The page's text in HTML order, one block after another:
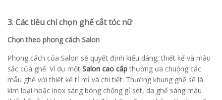
3. Các tiêu chí chọn ghế cắt tóc nữ
Chọn theo phong cách Salon
Phong cách của Salon sẽ quyết định kiểu dáng, thiết kế và màu
sắc của ghế. Ví dụ một Salon cao cấpthường ưa chuộng các
mẫu ghế với thiết kế tỉ mỉ và chi tiết. Thường khung ghế sẽ là
kim loại hoặc inox sáng bóng chống gỉ sét, da ghế sáng màu